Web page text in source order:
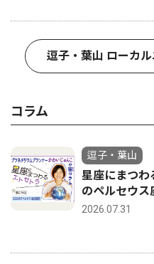
逗子・葉山 ローカ
コラム
逗子・葉山
星座にまつ
のペルセウス
2026.07.31